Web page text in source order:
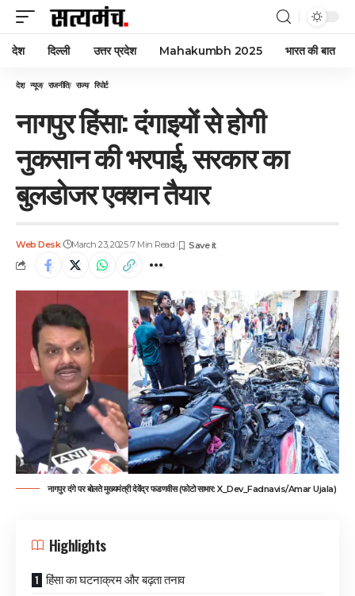
देश दिल्ली उत्तर प्रदेश Mahakumbh 2025 भारत की बात
देश न्यूज राजनीति राज्य रिपोर्ट
नागपुर हिंसा: दंगाइयों से होगी
नुकसान की भरपाई, सरकार का
बुलडोजर एक्शन तैयार
Web Desk March 23, 2025 7 Min Read
नागपुर दंगे पर बोलते मुख्यमंत्री देवेंद्र फडणवीस (फोटो साभार: X_Dev_Fadnavis/Amar Ujala)
Highlights
हिंसा का घटनाक्रम और बढ़ता तनाव